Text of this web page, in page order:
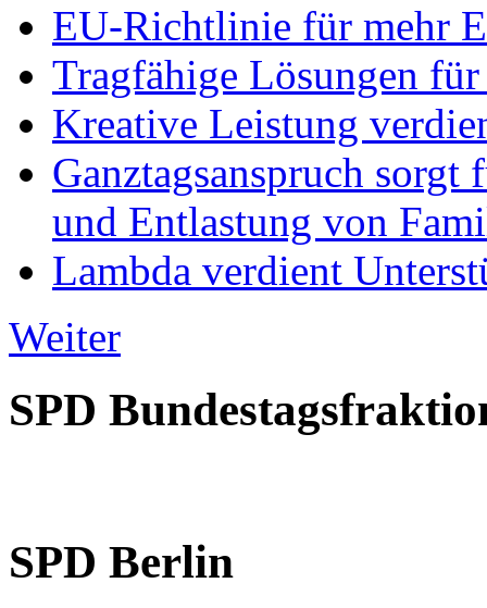
EU-Richtlinie für mehr
Tragfähige Lösungen
Kreative Leistung
Ganztagsanspruch
und Entlastung von
Lambda verdient
Weiter
SPD
SPD Berlin